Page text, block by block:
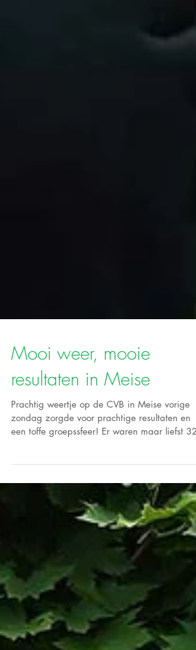
Mooi weer, mooie
resultaten in Meise
Prachtig weertje op de CVB in Meise vorige
een toffe groepssfeer! Er waren maar liefst